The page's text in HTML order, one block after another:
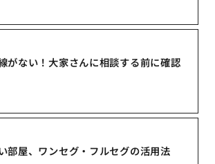
がない！大家さんに相談する前に確認
部屋、ワンセグ・フルセグの活用法